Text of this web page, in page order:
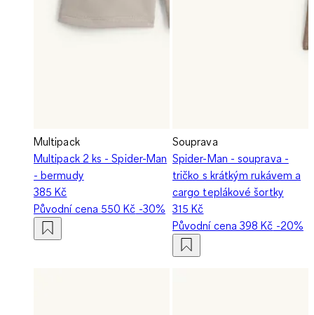
Multipack
Multipack 2 ks - Spider-Man
- bermudy
385 Kč
Původní cena 550 Kč -30%
Souprava
Spider-Man - souprava -
tričko s krátkým rukávem a
cargo teplákové šortky
315 Kč
Původní cena398 Kč -20%